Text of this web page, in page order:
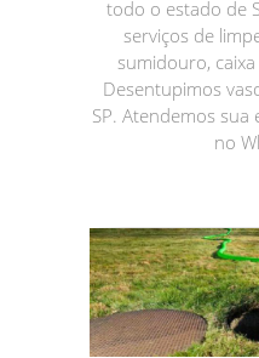
todo o estado de
serviços de
sumidouro,
Desentupimos
SP. Atendemos sua
no